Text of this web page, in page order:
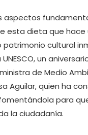
aspectos
esta dieta que hace
cultural
un
de Medio
Aguilar, quien ha
para
la ciudadanía.